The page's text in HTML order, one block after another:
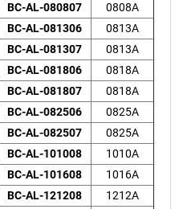
BC-AL-080807
0808A
BC-AL-081306
0813A
BC-AL-081307
0813A
BC-AL-081806
0818A
BC-AL-081807
0818A
BC-AL-082506
0825A
BC-AL-082507
0825A
BC-AL-101008
1010A
BC-AL-101608
1016A
BC-AL-121208
1212A